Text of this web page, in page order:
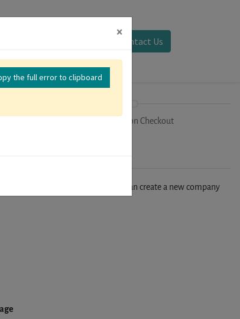
Contact Us
Registration Checkout
company in our database, you can create a new company
×
the full error to clipboard